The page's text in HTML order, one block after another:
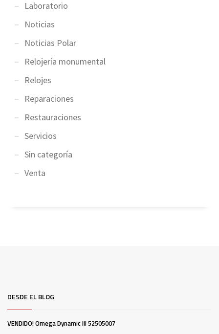
Laboratorio
Noticias
Noticias Polar
Relojería monumental
Relojes
Reparaciones
Restauraciones
Servicios
Sin categoría
Venta
DESDE EL BLOG
VENDIDO! Omega Dynamic III 52505007